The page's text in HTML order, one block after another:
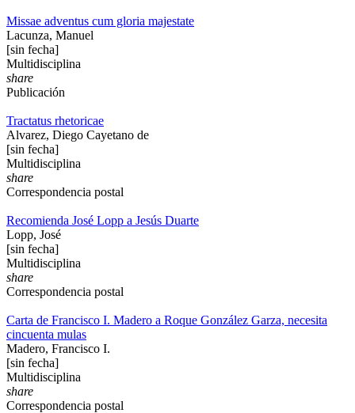
Missae adventus cum gloria majestate
Lacunza, Manuel
[sin fecha]
Multidisciplina
share
Publicación
Tractatus rhetoricae
Alvarez, Diego Cayetano de
[sin fecha]
Multidisciplina
share
Correspondencia postal
Recomienda José Lopp a Jesús Duarte
Lopp, José
[sin fecha]
Multidisciplina
share
Correspondencia postal
Carta de Francisco I. Madero a Roque González Garza, necesita
cincuenta mulas
Madero, Francisco I.
[sin fecha]
Multidisciplina
share
Correspondencia postal